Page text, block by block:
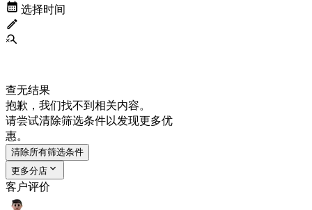
选择时间
查无结果
抱歉，我们找不到相关内容。
请尝试清除筛选条件以发现更多优
惠。
清除所有筛选条件
更多分店
客户评价